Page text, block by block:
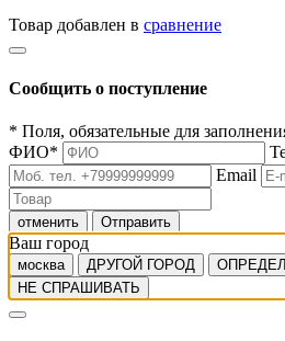
Товар добавлен в сравнение
Сообщить о поступление
* Поля, обязательные для
ФИО*
Email
отменить Отправить
Ваш город
москва ДРУГОЙ ГОРОД
НЕ СПРАШИВАТЬ